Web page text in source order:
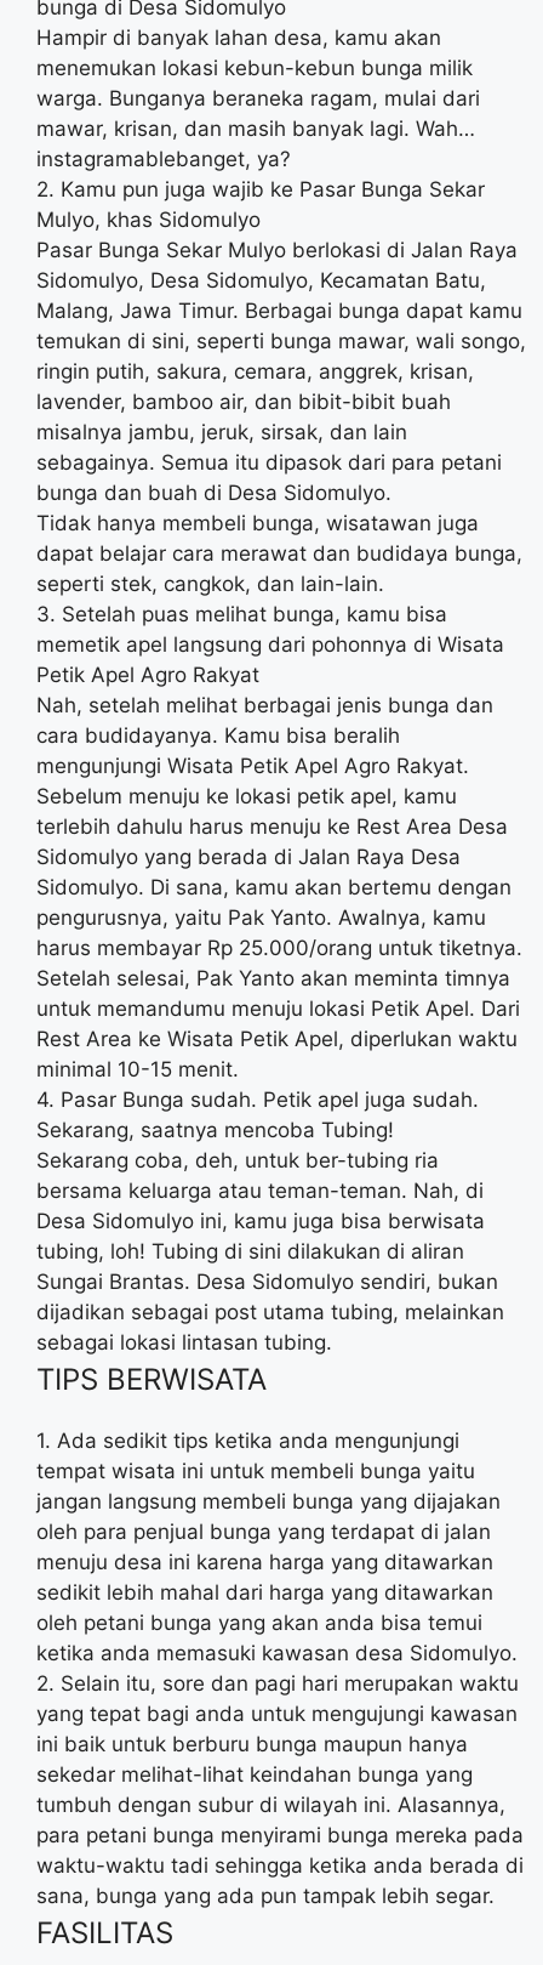
bunga di Desa Sidomulyo
Hampir di banyak lahan desa, kamu akan
menemukan lokasi kebun-kebun bunga milik
warga. Bunganya beraneka ragam, mulai dari
mawar, krisan, dan masih banyak lagi. Wah…
instagramablebanget, ya?
2. Kamu pun juga wajib ke Pasar Bunga Sekar
Mulyo, khas Sidomulyo
Pasar Bunga Sekar Mulyo berlokasi di Jalan Raya
Sidomulyo, Desa Sidomulyo, Kecamatan Batu,
Malang, Jawa Timur. Berbagai bunga dapat kamu
temukan di sini, seperti bunga mawar, wali songo,
ringin putih, sakura, cemara, anggrek, krisan,
lavender, bamboo air, dan bibit-bibit buah
misalnya jambu, jeruk, sirsak, dan lain
sebagainya. Semua itu dipasok dari para petani
bunga dan buah di Desa Sidomulyo.
Tidak hanya membeli bunga, wisatawan juga
dapat belajar cara merawat dan budidaya bunga,
seperti stek, cangkok, dan lain-lain.
3. Setelah puas melihat bunga, kamu bisa
memetik apel langsung dari pohonnya di Wisata
Petik Apel Agro Rakyat
Nah, setelah melihat berbagai jenis bunga dan
cara budidayanya. Kamu bisa beralih
mengunjungi Wisata Petik Apel Agro Rakyat.
Sebelum menuju ke lokasi petik apel, kamu
terlebih dahulu harus menuju ke Rest Area Desa
Sidomulyo yang berada di Jalan Raya Desa
Sidomulyo. Di sana, kamu akan bertemu dengan
pengurusnya, yaitu Pak Yanto. Awalnya, kamu
harus membayar Rp 25.000/orang untuk tiketnya.
Setelah selesai, Pak Yanto akan meminta timnya
untuk memandumu menuju lokasi Petik Apel. Dari
Rest Area ke Wisata Petik Apel, diperlukan waktu
minimal 10-15 menit.
4. Pasar Bunga sudah. Petik apel juga sudah.
Sekarang, saatnya mencoba Tubing!
Sekarang coba, deh, untuk ber-tubing ria
bersama keluarga atau teman-teman. Nah, di
Desa Sidomulyo ini, kamu juga bisa berwisata
tubing, loh! Tubing di sini dilakukan di aliran
Sungai Brantas. Desa Sidomulyo sendiri, bukan
dijadikan sebagai post utama tubing, melainkan
sebagai lokasi lintasan tubing.
TIPS BERWISATA
1. Ada sedikit tips ketika anda mengunjungi
tempat wisata ini untuk membeli bunga yaitu
jangan langsung membeli bunga yang dijajakan
oleh para penjual bunga yang terdapat di jalan
menuju desa ini karena harga yang ditawarkan
sedikit lebih mahal dari harga yang ditawarkan
oleh petani bunga yang akan anda bisa temui
ketika anda memasuki kawasan desa Sidomulyo.
2. Selain itu, sore dan pagi hari merupakan waktu
yang tepat bagi anda untuk mengujungi kawasan
ini baik untuk berburu bunga maupun hanya
sekedar melihat-lihat keindahan bunga yang
tumbuh dengan subur di wilayah ini. Alasannya,
para petani bunga menyirami bunga mereka pada
waktu-waktu tadi sehingga ketika anda berada di
sana, bunga yang ada pun tampak lebih segar.
FASILITAS